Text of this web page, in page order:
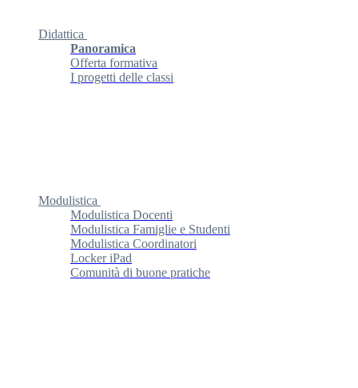
Didattica
Panoramica
Offerta formativa
I progetti delle classi
Modulistica
Modulistica Docenti
Modulistica Famiglie e Studenti
Modulistica Coordinatori
Locker iPad
Comunità di buone pratiche